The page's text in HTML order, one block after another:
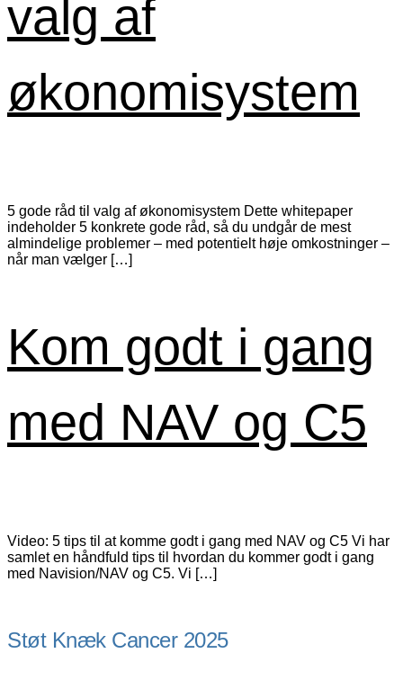
valg af
økonomisystem
5 gode råd til valg af økonomisystem Dette whitepaper
indeholder 5 konkrete gode råd, så du undgår de mest
almindelige problemer – med potentielt høje omkostninger –
når man vælger […]
Kom godt i gang
med NAV og C5
Video: 5 tips til at komme godt i gang med NAV og C5 Vi har
samlet en håndfuld tips til hvordan du kommer godt i gang
med Navision/NAV og C5. Vi […]
Støt Knæk Cancer 2025